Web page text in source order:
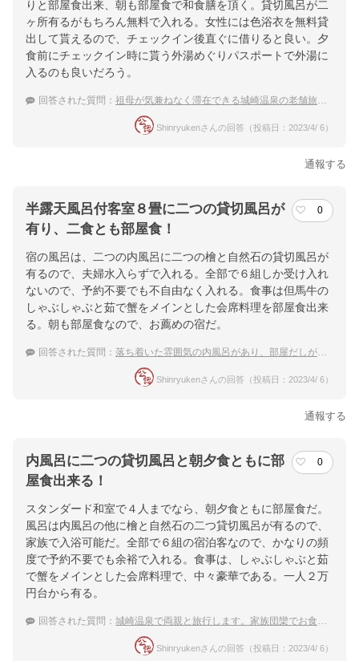
りと部屋食出来、朝も部屋食で和食膳を頂く。貸切風呂が二
ヶ所有るがもちろん無料で入れる。女性には色浴衣を無料貸
出して貰えるので、チェックイン後直ぐに借りると良い。夕
食前にチェックイン時に貰う外湯めぐりパスポートで外湯に
入るのも良いだろう。
回答された質問： 祖母が気兼ねなく滞在できる城崎温泉の老舗旅館はありますか？
Shinryukenさんの回答（投稿日：2023/4/ 6）
通報する
半露天風呂付客室８畳に二つの貸切風呂が
有り、二食とも部屋食！
0
宿の風呂は、二つの内風呂に二つの檜と自然石の貸切風呂が
有るので、夫婦水入らずで入れる。全部で６組しか受け入れ
ないので、予約不要でも不自由なく入れる。食事は但馬牛の
しゃぶしゃぶと茹で蟹をメインとした会席料理を部屋食出来
る。朝も部屋食なので、お薦めの宿だ。
回答された質問： 落ち着いた雰囲気の内風呂があり、部屋だしができる城崎温泉の宿はありますか？
Shinryukenさんの回答（投稿日：2023/4/ 6）
通報する
内風呂に二つの貸切風呂と朝夕食ともに部
屋食出来る！
0
スタンダード和室で４人までなら、朝夕食ともに部屋食だ。
風呂は内風呂の他に檜と自然石の二つ貸切風呂が有るので、
家族で入浴可能だ。全部で６組の宿泊客なので、かなりの頻
度で予約不要でも余裕で入れる。食事は、しゃぶしゃぶと茹
で蟹をメインとした会席料理で、中々豪華である。一人２万
円台から有る。
回答された質問： 城崎温泉で両親と旅行します。家族団欒でお食事を部屋だしで楽しめる宿を探してます。
Shinryukenさんの回答（投稿日：2023/4/ 6）